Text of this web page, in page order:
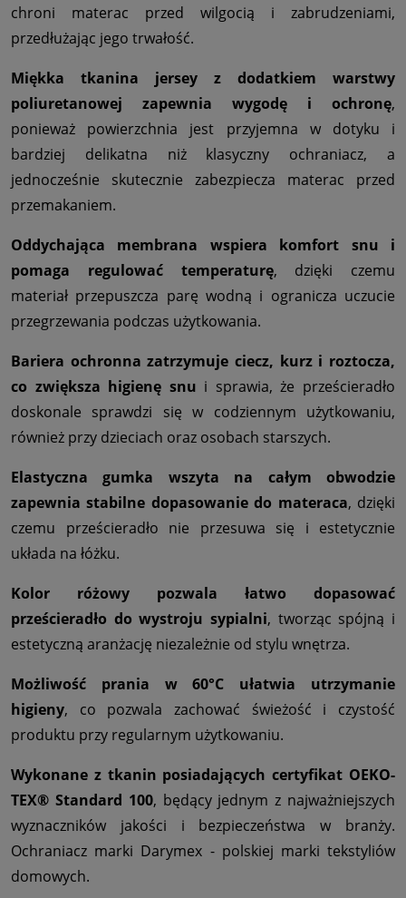
chroni materac przed wilgocią i zabrudzeniami,
przedłużając jego trwałość.
Miękka tkanina jersey z dodatkiem warstwy
poliuretanowej zapewnia wygodę i ochronę,
ponieważ powierzchnia jest przyjemna w dotyku i
bardziej delikatna niż klasyczny ochraniacz, a
jednocześnie skutecznie zabezpiecza materac przed
przemakaniem.
Oddychająca membrana wspiera komfort snu i
pomaga regulować temperaturę, dzięki czemu
materiał przepuszcza parę wodną i ogranicza uczucie
przegrzewania podczas użytkowania.
Bariera ochronna zatrzymuje ciecz, kurz i roztocza,
co zwiększa higienę snu i sprawia, że prześcieradło
doskonale sprawdzi się w codziennym użytkowaniu,
również przy dzieciach oraz osobach starszych.
Elastyczna gumka wszyta na całym obwodzie
zapewnia stabilne dopasowanie do materaca, dzięki
czemu prześcieradło nie przesuwa się i estetycznie
układa na łóżku.
Kolor różowy pozwala łatwo dopasować
prześcieradło do wystroju sypialni, tworząc spójną i
estetyczną aranżację niezależnie od stylu wnętrza.
Możliwość prania w 60°C ułatwia utrzymanie
higieny, co pozwala zachować świeżość i czystość
produktu przy regularnym użytkowaniu.
Wykonane z tkanin posiadających certyfikat OEKO-
TEX® Standard 100, będący jednym z najważniejszych
wyznaczników jakości i bezpieczeństwa w branży.
Ochraniacz marki Darymex - polskiej marki tekstyliów
domowych.